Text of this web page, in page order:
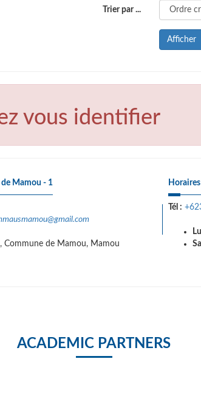
Trier par ...
Afficher
vous identifier
Mamou - 1
Commune de Mamou, Mamou
Tél :
ACADEMIC PARTNERS